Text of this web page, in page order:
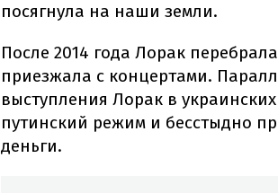
посягнула на наши земли.
После 2014 года Лорак
приезжала с концертами.
выступления Лорак в
путинский режим и бесстыдно
деньги.